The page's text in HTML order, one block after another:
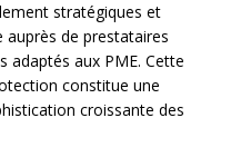
stratégiques et
auprès de prestataires
adaptés aux PME. Cette
constitue une
croissante des